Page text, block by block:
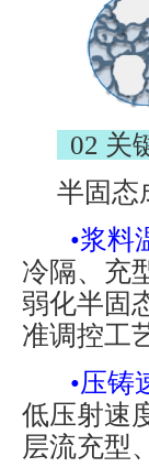
02 关
半固态
•浆料
冷隔、充
弱化半固
准调控工
•压铸
低压射速
层流充型